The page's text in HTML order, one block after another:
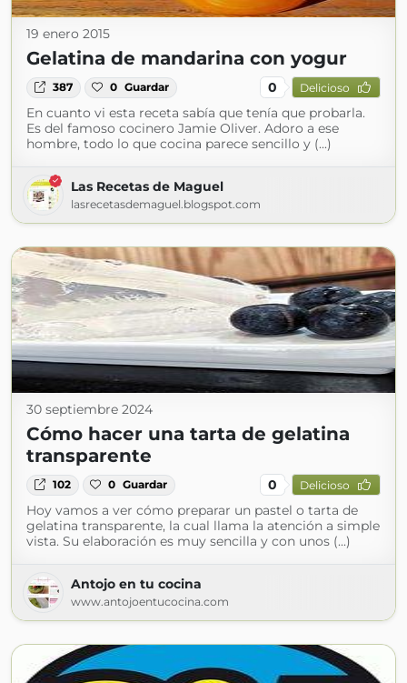
19 enero 2015
Gelatina de mandarina con yogur
387 0 Guardar 0 Delicioso
En cuanto vi esta receta sabía que tenía que probarla.
Es del famoso cocinero Jamie Oliver. Adoro a ese
hombre, todo lo que cocina parece sencillo y (...)
Las Recetas de Maguel
lasrecetasdemaguel.blogspot.com
30 septiembre 2024
Cómo hacer una tarta de gelatina
transparente
102 0 Guardar 0 Delicioso
Hoy vamos a ver cómo preparar un pastel o tarta de
gelatina transparente, la cual llama la atención a simple
vista. Su elaboración es muy sencilla y con unos (...)
Antojo en tu cocina
www.antojoentucocina.com